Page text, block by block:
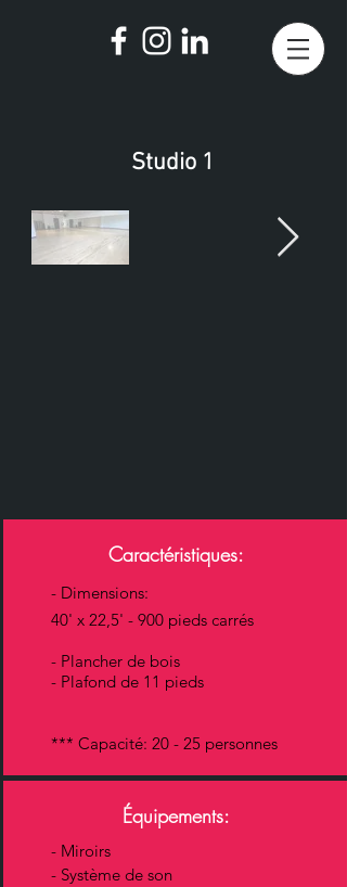
Studio 1
Caractéristiques:
- Dimensions:
40' x 22,5' - 900 pieds carrés
- Plancher de bois
- Plafond de 11 pieds
*** Capacité: 20 - 25 personnes
Équipements:
- Miroirs
- Système de son